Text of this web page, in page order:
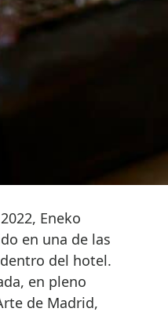
Eneko
en una de las
del hotel.
en pleno
de Madrid,